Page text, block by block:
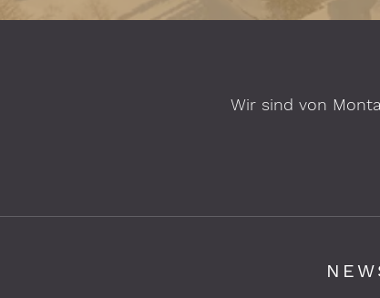
Wir sind von